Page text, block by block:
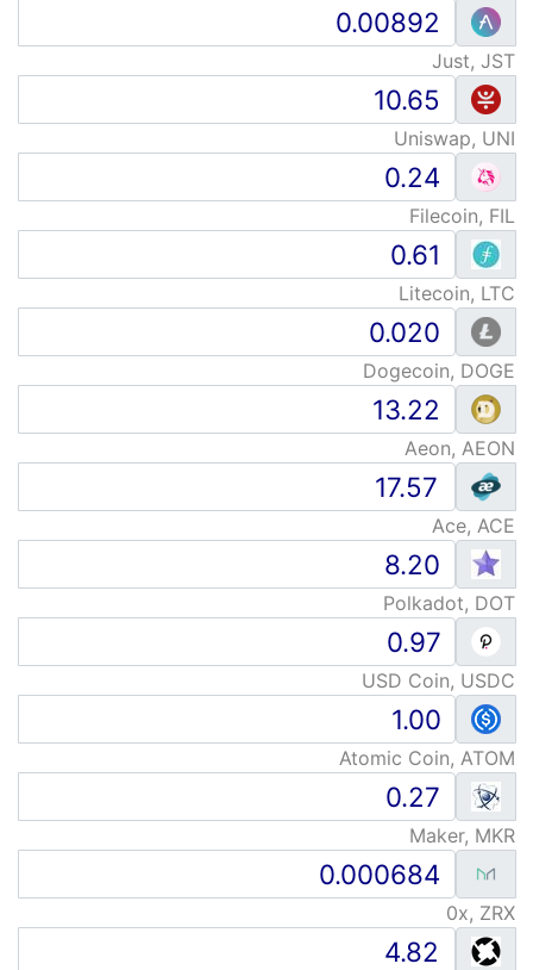
Just, JST
Uniswap, UNI
Filecoin, FIL
Litecoin, LTC
Dogecoin, DOGE
Aeon, AEON
Ace, ACE
Polkadot, DOT
USD Coin, USDC
Atomic Coin, ATOM
Maker, MKR
0x, ZRX